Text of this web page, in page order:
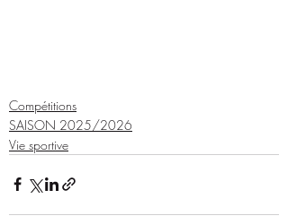
Compétitions
SAISON 2025/2026
Vie sportive